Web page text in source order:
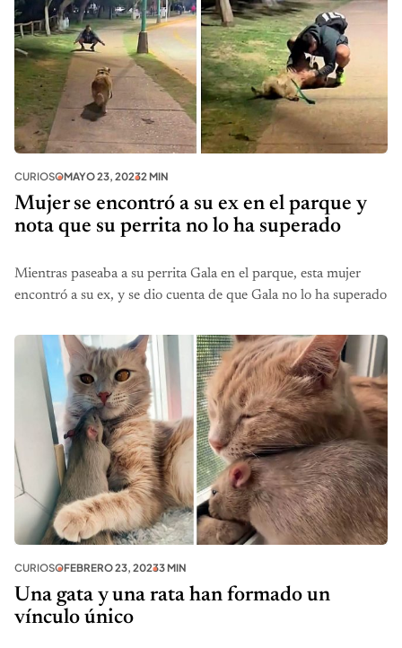
CURIOSOMAYO 23, 20232 MIN
Mujer se encontró a su ex en el parque y
nota que su perrita no lo ha superado
Mientras paseaba a su perrita Gala en el parque, esta mujer
encontró a su ex, y se dio cuenta de que Gala no lo ha superado
CURIOSOFEBRERO 23, 20233 MIN
Una gata y una rata han formado un
vínculo único